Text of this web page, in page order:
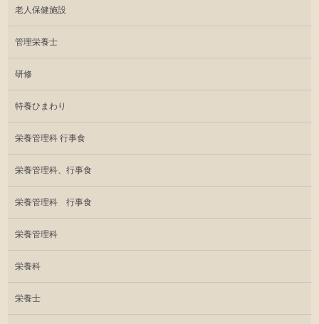
老人保健施設
管理栄養士
研修
特養ひまわり
栄養管理科 行事食
栄養管理科、行事食
栄養管理科 行事食
栄養管理科
栄養科
栄養士